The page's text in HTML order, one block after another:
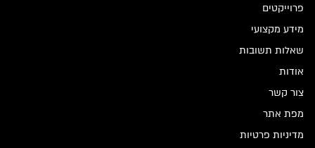
פרוייקטים
מידע מקצועי
שאלות תשובות
אודות
צור קשר
מפת אתר
מדיניות פרטיות